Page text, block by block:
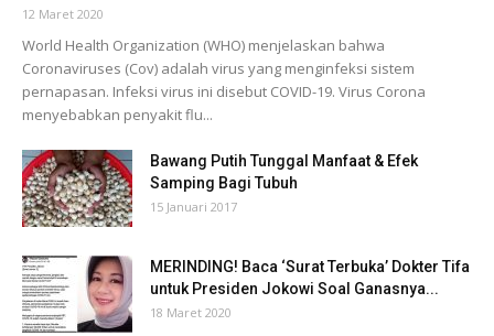
12 Maret 2020
World Health Organization (WHO) menjelaskan bahwa
Coronaviruses (Cov) adalah virus yang menginfeksi sistem
pernapasan. Infeksi virus ini disebut COVID-19. Virus Corona
menyebabkan penyakit flu...
Bawang Putih Tunggal Manfaat & Efek
Samping Bagi Tubuh
15 Januari 2017
MERINDING! Baca ‘Surat Terbuka’ Dokter Tifa
untuk Presiden Jokowi Soal Ganasnya...
18 Maret 2020